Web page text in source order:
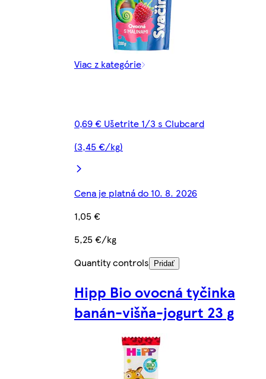
Viac z kategórie
0,69 € Ušetrite 1/3 s Clubcard
(3,45 €/kg)
Cena je platná do 10. 8. 2026
1,05 €
5,25 €/kg
Quantity controls
Pridať
Hipp Bio ovocná tyčinka
banán-višňa-jogurt 23 g